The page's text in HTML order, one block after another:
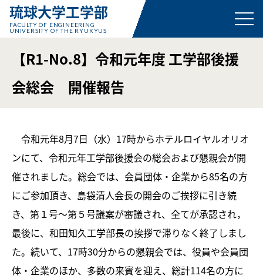
琉球大学工学部
FACULTY OF ENGINEERING
UNIVERSITY OF THE RYUKYUS
【R1-No.8】令和元年度 工学部後援
会総会 開催報告
令和元年8月7日（水）17時からホテルロイヤルオリオ
ンにて、令和元年工学部後援会の総会および懇親会が開
催されました。総会では、会員団体・企業から85名の方
にご参加頂き、島袋清人会長の開会のご挨拶に引き続
き、第１号～第５号議案が審議され、全てが承認され，
最後に、和田知久工学部長の挨拶で滞りなく終了しまし
た。続いて、17時30分からの懇親会では、役員や会員団
体・企業のほか、多数の来賓を迎え、総計114名の方に